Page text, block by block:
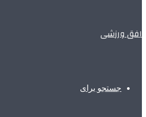
افق ورزشی
جستجو برای